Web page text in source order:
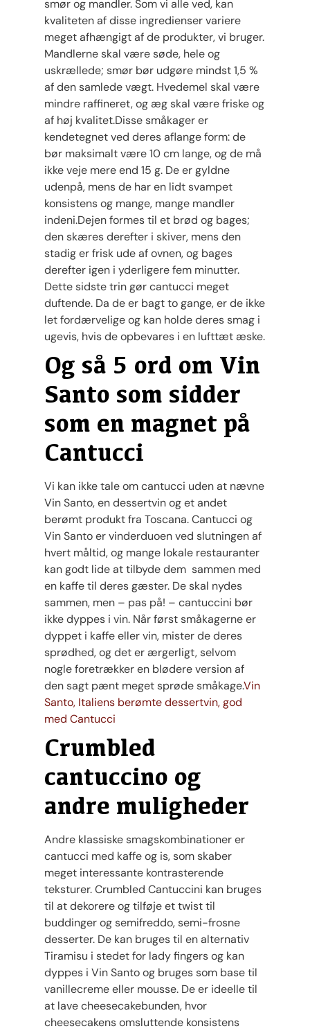
smør og mandler. Som vi alle ved, kan
kvaliteten af ​​disse ingredienser variere
meget afhængigt af de produkter, vi bruger.
Mandlerne skal være søde, hele og
uskrællede; smør bør udgøre mindst 1,5 %
af den samlede vægt. Hvedemel skal være
mindre raffineret, og æg skal være friske og
af høj kvalitet.Disse småkager er
kendetegnet ved deres aflange form: de
bør maksimalt være 10 cm lange, og de må
ikke veje mere end 15 g. De er gyldne
udenpå, mens de har en lidt svampet
konsistens og mange, mange mandler
indeni.Dejen formes til et brød og bages;
den skæres derefter i skiver, mens den
stadig er frisk ude af ovnen, og bages
derefter igen i yderligere fem minutter.
Dette sidste trin gør cantucci meget
duftende. Da de er bagt to gange, er de ikke
let fordærvelige og kan holde deres smag i
ugevis, hvis de opbevares i en lufttæt æske.
Og så 5 ord om Vin
Santo som sidder
som en magnet på
Cantucci
Vi kan ikke tale om cantucci uden at nævne
Vin Santo, en dessertvin og et andet
berømt produkt fra Toscana. Cantucci og
Vin Santo er vinderduoen ved slutningen af ​​
hvert måltid, og mange lokale restauranter
kan godt lide at tilbyde dem sammen med
en kaffe til deres gæster. De skal nydes
sammen, men – pas på! – cantuccini bør
ikke dyppes i vin. Når først småkagerne er
dyppet i kaffe eller vin, mister de deres
sprødhed, og det er ærgerligt, selvom
nogle foretrækker en blødere version af
den sagt pænt meget sprøde småkage.Vin
Santo, Italiens berømte dessertvin, god
med Cantucci
Crumbled
cantuccino og
andre muligheder
Andre klassiske smagskombinationer er
cantucci med kaffe og is, som skaber
meget interessante kontrasterende
teksturer. Crumbled Cantuccini kan bruges
til at dekorere og tilføje et twist til
buddinger og semifreddo, semi-frosne
desserter. De kan bruges til en alternativ
Tiramisu i stedet for lady fingers og kan
dyppes i Vin Santo og bruges som base til
vanillecreme eller mousse. De er ideelle til
at lave cheesecakebunden, hvor
cheesecakens omsluttende konsistens